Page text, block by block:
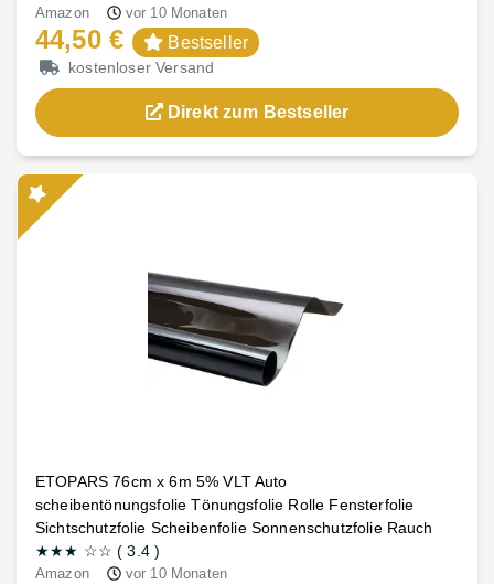
Amazon vor 10 Monaten
44,50 € Bestseller
kostenloser Versand
Direkt zum Bestseller
ETOPARS 76cm x 6m 5% VLT Auto
scheibentönungsfolie Tönungsfolie Rolle Fensterfolie
Sichtschutzfolie Scheibenfolie Sonnenschutzfolie Rauch
★★★ ☆☆ (3.4)
Amazon vor 10 Monaten